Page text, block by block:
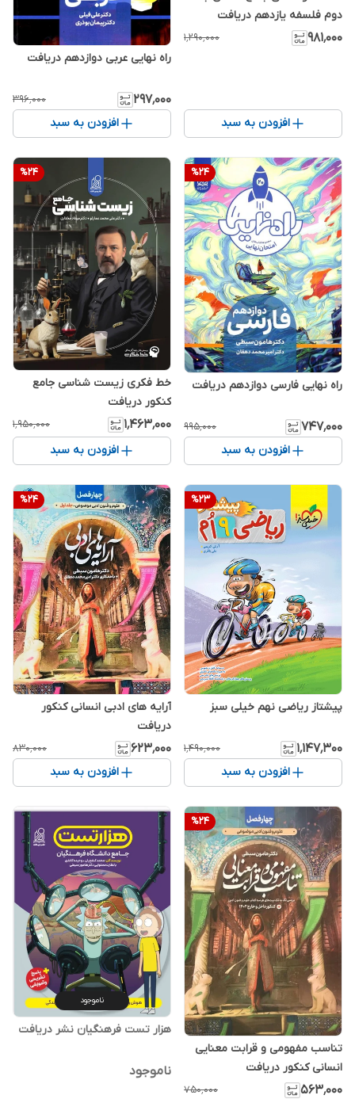
دوم فلسفه یازدهم دریافت
۹۸۱٬۰۰۰ ۱٬۲۹۰٬۰۰۰
افزودن به سبد
راه نهایی عربی دوازدهم دریافت
۲۹۷٬۰۰۰ ۳۹۶٬۰۰۰
افزودن به سبد
%24
راه نهایی فارسی دوازدهم دریافت
۷۴۷٬۰۰۰ ۹۹۵٬۰۰۰
افزودن به سبد
%24
خط فکری زیست شناسی جامع
کنکور دریافت
۱٬۴۶۳٬۰۰۰ ۱٬۹۵۰٬۰۰۰
افزودن به سبد
%23
پیشتاز ریاضی نهم خیلی سبز
۱٬۱۴۷٬۳۰۰ ۱٬۴۹۰٬۰۰۰
افزودن به سبد
%24
آرایه های ادبی انسانی کنکور
دریافت
۶۲۳٬۰۰۰ ۸۳۰٬۰۰۰
افزودن به سبد
%24
تناسب مفهومی و قرابت معنایی
انسانی کنکور دریافت
۵۶۳٬۰۰۰ ۷۵۰٬۰۰۰
ناموجود
هزار تست فرهنگیان نشر دریافت
ناموجود